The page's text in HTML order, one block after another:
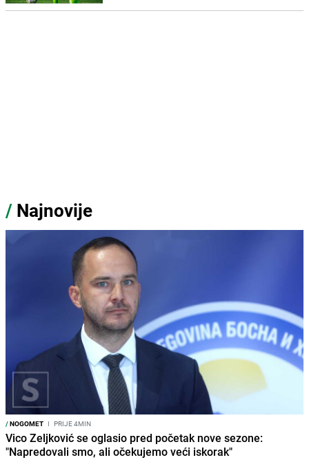
/ Najnovije
/NOGOMET I PRIJE 4MIN
Vico Zeljković se oglasio pred početak nove sezone:
"Napredovali smo, ali očekujemo veći iskorak"